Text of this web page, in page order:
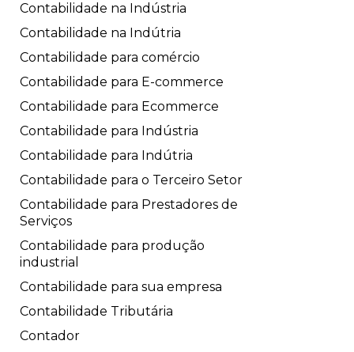
Contabilidade na Indústria
Contabilidade na Indútria
Contabilidade para comércio
Contabilidade para E-commerce
Contabilidade para Ecommerce
Contabilidade para Indústria
Contabilidade para Indútria
Contabilidade para o Terceiro Setor
Contabilidade para Prestadores de
Serviços
Contabilidade para produção
industrial
Contabilidade para sua empresa
Contabilidade Tributária
Contador